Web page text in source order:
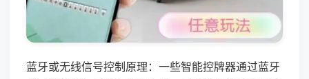
蓝牙或无线信号控制原理：一些智能控牌器通过蓝牙